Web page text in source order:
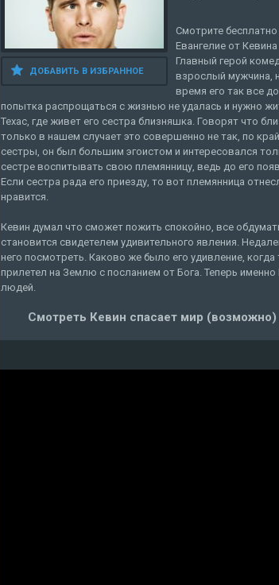
ДОБАВИТЬ В ИЗБРАННОЕ
Смотрите
Евангелие от
Главный герой
взрослый мужчина,
время его так все
попытка распрощаться с жизнью не удалась и нужно
Техас, где живет его сестра близняшка. Говорят что
только в нашем случает это совершенно не так, по
сестры, он был большим эгоистом и интересовался
сестре воспитывать свою племянницу, ведь до его
Если сестра рада его приезду, то вот племянница
нравится.
Кевин думал что сможет пожить спокойно, все
становится свидетелем удивительного явления.
него посмотреть. Каково же было его удивление,
прилетел на Землю с посланием от Бога. Теперь
людей.
Смотреть Кевин спасает мир